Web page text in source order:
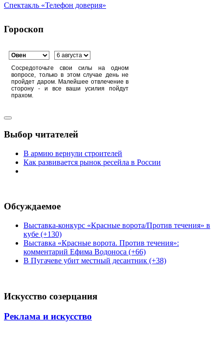
Спектакль «Телефон доверия»
Гороскоп
Сосредоточьте свои силы на одном
вопросе, только в этом случае день не
пройдет даром. Малейшее отвлечение в
сторону - и все ваши усилия пойдут
прахом.
Выбор читателей
В армию вернули строителей
Как развивается рынок ресейла в России
Обсуждаемое
Выставка-конкурс «Красные ворота/Против течения» в
кубе (+130)
Выставка «Красные ворота. Против течения»:
комментарий Ефима Водоноса (+66)
В Пугачеве убит местный десантник (+38)
Искусство созерцания
Реклама и искусство